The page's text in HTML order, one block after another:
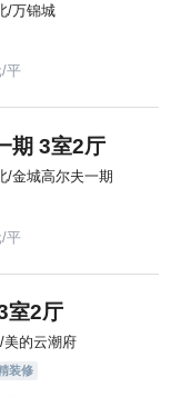
/万锦城
/平
期 3室2厅
/金城高尔夫一期
/平
室2厅
美的云潮府
装修